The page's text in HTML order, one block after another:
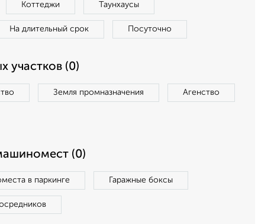
Коттеджи Таунхаусы
На длительный срок Посуточно
участков (0)
Земля промназначения Агенство
(0)
в паркинге Гаражные боксы